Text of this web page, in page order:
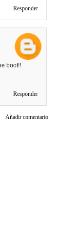
Responder
boot!!
Responder
Añadir comentario